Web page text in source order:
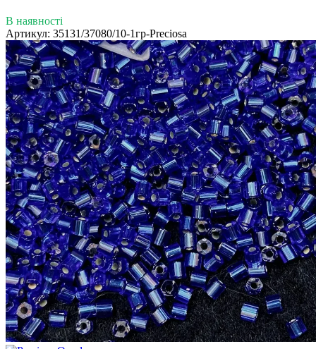
В наявності
Артикул: 35131/37080/10-1гр-Preciosa